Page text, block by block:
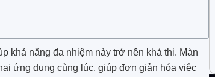
khả năng đa nhiệm này trở nên khả thi. Màn
ứng dụng cùng lúc, giúp đơn giản hóa việc